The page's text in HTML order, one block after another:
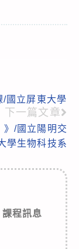
國立屏東大學
下一篇文章
/國立陽明交
學生物科技系
程訊息